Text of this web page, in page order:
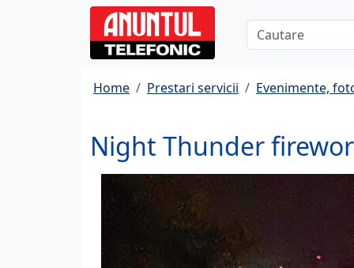
Home Prestari servicii Evenimente,
Night Thunder